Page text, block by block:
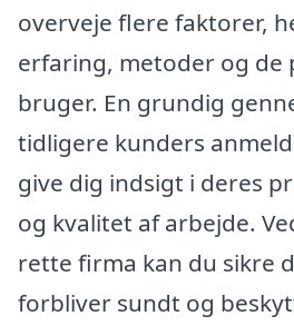
overveje flere faktorer,
erfaring, metoder og de
bruger. En grundig
tidligere kunders
give dig indsigt i deres
og kvalitet af arbejde.
rette firma kan du sikre
forbliver sundt og